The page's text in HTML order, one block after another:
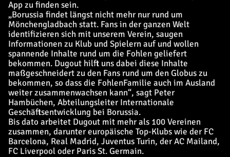
App zu finden sein.
„Borussia findet längst nicht mehr nur rund um
Mönchengladbach statt. Fans in der ganzen Welt
identifizieren sich mit unserem Verein, saugen
Informationen zu Klub und Spielern auf und wollen
spannende Inhalte rund um die Fohlen geliefert
bekommen. Dugout hilft uns dabei diese Inhalte
maßgeschneidert zu den Fans rund um den Globus zu
bekommen, so dass die FohlenFamilie auch im Ausland
weiter zusammenwachsen kann“, sagt Peter
Hambüchen, Abteilungsleiter Internationale
Geschäftsentwicklung bei Borussia.
Bis dato arbeitet Dugout mit mehr als 100 Vereinen
zusammen, darunter europäische Top-Klubs wie der FC
Barcelona, Real Madrid, Juventus Turin, der AC Mailand,
FC Liverpool oder Paris St. Germain.